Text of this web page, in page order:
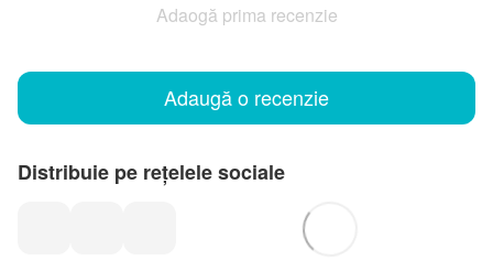
Adaogă prima recenzie
Adaugă o recenzie
Distribuie pe rețelele sociale